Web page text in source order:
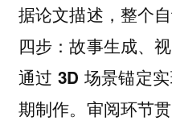
据论文描述，整个
四步：故事生成、
通过 3D 场景锚定
期制作。审阅环节